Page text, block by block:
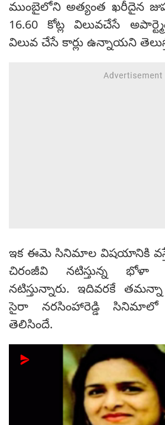
ముంబైలోని అత్యంత ఖరీదైన
16.60 కోట్ల విలువచేసే
విలువ చేసే కార్లు ఉన్నాయని
ఇక ఈమె సినిమాల విషయానికి వస్తే
చిరంజీవి నటిస్తున్న
నటిస్తున్నారు. ఇదివరకే
సైరా నరసింహారెడ్డి సినిమాలో
తెలిసిందే.